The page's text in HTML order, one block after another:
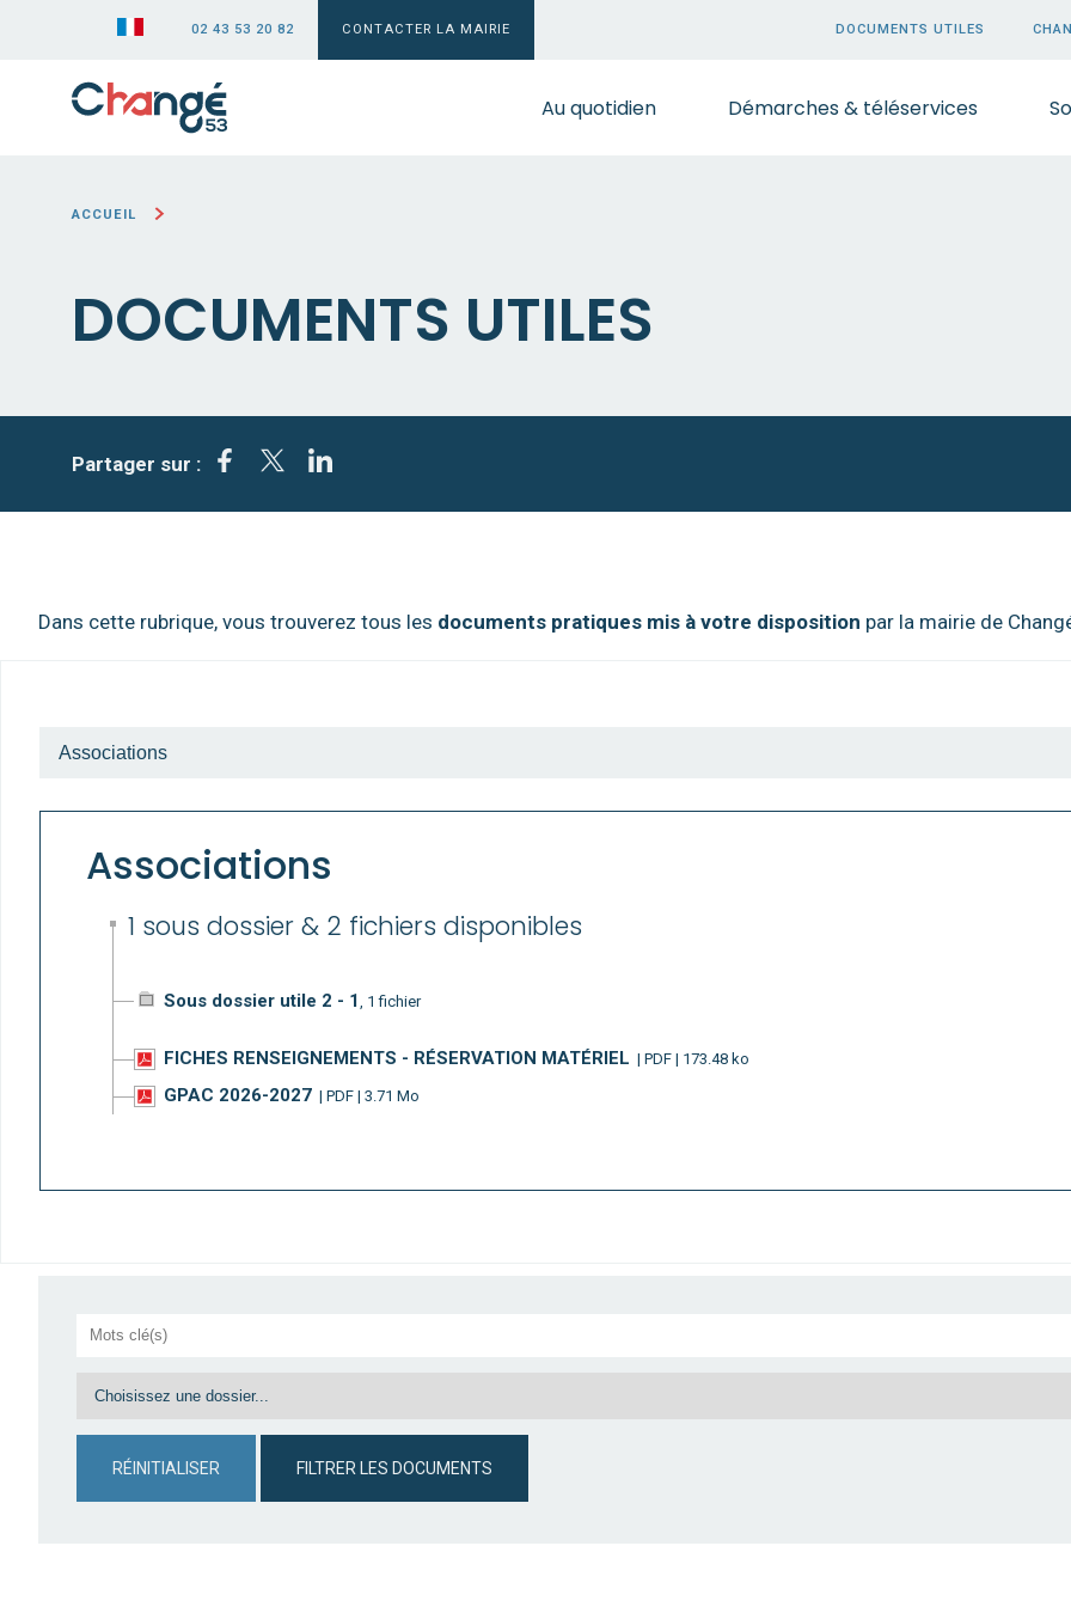
DOCUMENTS UTILES
02 43 53 20 82 CONTACTER LA MAIRIE
Au quotidien Démarches & téléservices
ACCUEIL
DOCUMENTS UTILES
Partager sur :
Dans cette rubrique, vous trouverez tous les documents pratiques mis à votre disposition par la mairie de
Associations
1 sous dossier & 2 fichiers disponibles
Sous dossier utile 2 - 1 , 1 fichier
FICHES RENSEIGNEMENTS - RÉSERVATION MATÉRIEL | PDF | 173.48 ko
GPAC 2026-2027| PDF | 3.71 Mo
RÉINITIALISER FILTRER LES DOCUMENTS